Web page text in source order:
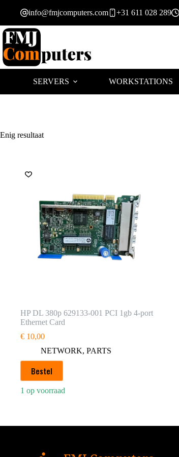
inhoud
info@fmjcomputers.com +31 611 028 289
SERVERS WORKSTATIONS
Enig resultaat
HP DL 380p 629133-001 PCI 1gb 4-port
Ethernet Card
€ 10,00
NETWORK, PARTS
Bestel
1 op voorraad